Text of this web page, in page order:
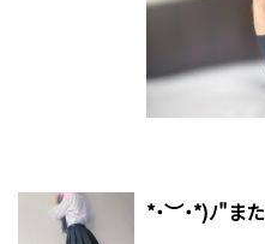
*˙︶˙*)ﾉ"ま